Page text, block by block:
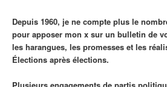
Depuis 1960, je ne compte plus le
pour apposer mon x sur un bulletin de
les harangues, les promesses et les
Élections après élections.